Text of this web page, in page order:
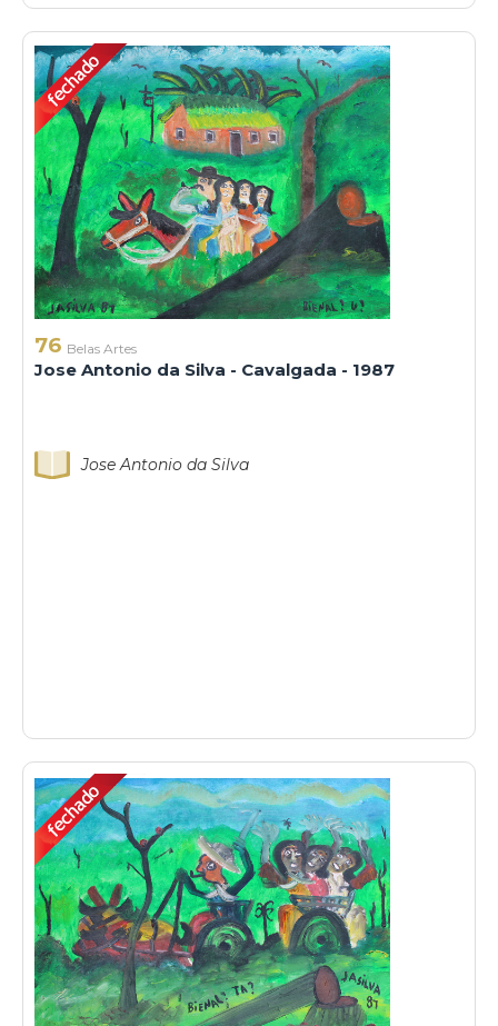
76 Belas Artes
Jose Antonio da Silva - Cavalgada - 1987
Jose Antonio da Silva